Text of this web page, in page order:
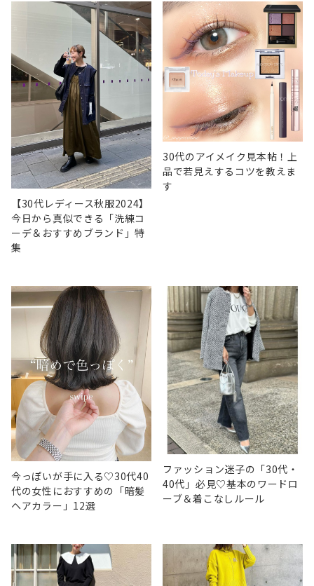
【30代レディース秋服2024】
今日から真似できる「洗練コ
ーデ＆おすすめブランド」特
集
30代のアイメイク見本帖！上
品で若見えするコツを教えま
す
今っぽいが手に入る♡30代40
代の女性におすすめの「暗髪
ヘアカラー」12選
ファッション迷子の「30代・
40代」必見♡基本のワードロ
ーブ＆着こなしルール